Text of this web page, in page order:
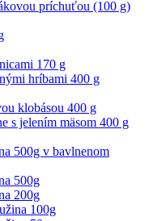
príchuťou (100 g)
170 g
hríbami 400 g
klobásou 400 g
s jelením mäsom 400 g
500g v bavlnenom
500g
200g
100g